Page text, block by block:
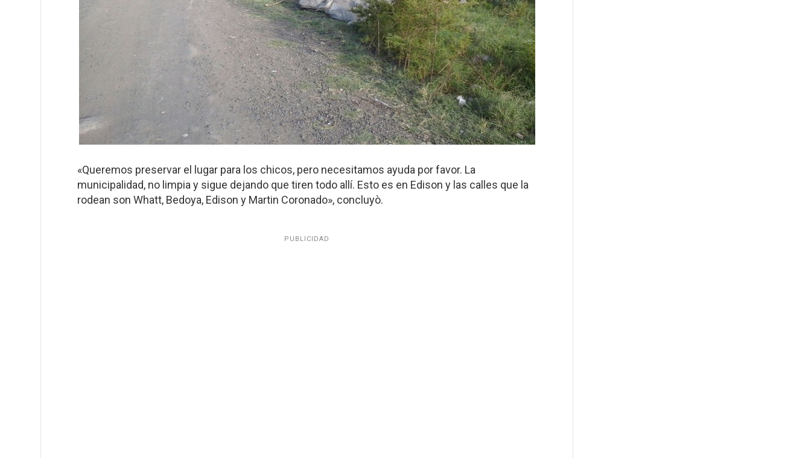
«Queremos preservar el lugar para los chicos, pero necesitamos ayuda por favor. La
municipalidad, no limpia y sigue dejando que tiren todo allí. Esto es en Edison y las calles que la
rodean son Whatt, Bedoya, Edison y Martin Coronado», concluyò.
PUBLICIDAD